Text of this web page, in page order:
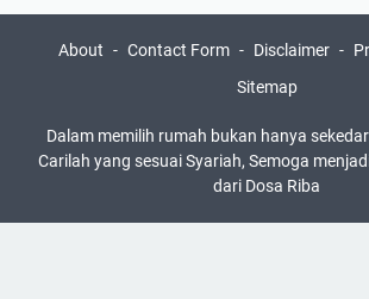
About Contact Form Disclaimer
Sitemap
Dalam memilih rumah bukan hanya
Carilah yang sesuai Syariah, Semoga
dari Dosa Riba